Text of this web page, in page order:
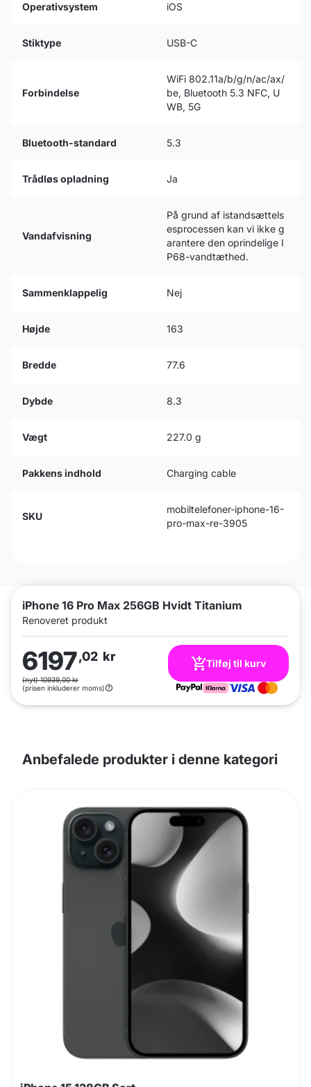
iPhone 16 Pro Max 256GB Hvidt Titanium
Renoveret produkt
6197,02 kr
(nyt) 10939,00 kr
(prisen inkluderer moms)
Tilføj til kurv
Operativsystem iOS
Stiktype USB-C
Forbindelse
WiFi 802.11a/b/g/n/ac/ax/
be, Bluetooth 5.3 NFC, U
WB, 5G
Bluetooth-standard 5.3
Trådløs opladning Ja
Vandafvisning
På grund af istandsættels
esprocessen kan vi ikke g
arantere den oprindelige I
P68-vandtæthed.
Sammenklappelig Nej
Højde 163
Bredde 77.6
Dybde 8.3
Vægt 227.0 g
Pakkens indhold Charging cable
SKU
mobiltelefoner-iphone-16-
pro-max-re-3905
Anbefalede produkter i denne kategori